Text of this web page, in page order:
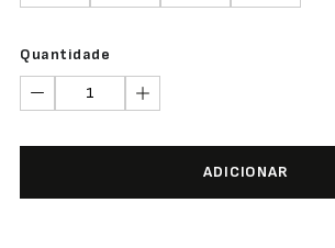
Quantidade
ADICIONAR